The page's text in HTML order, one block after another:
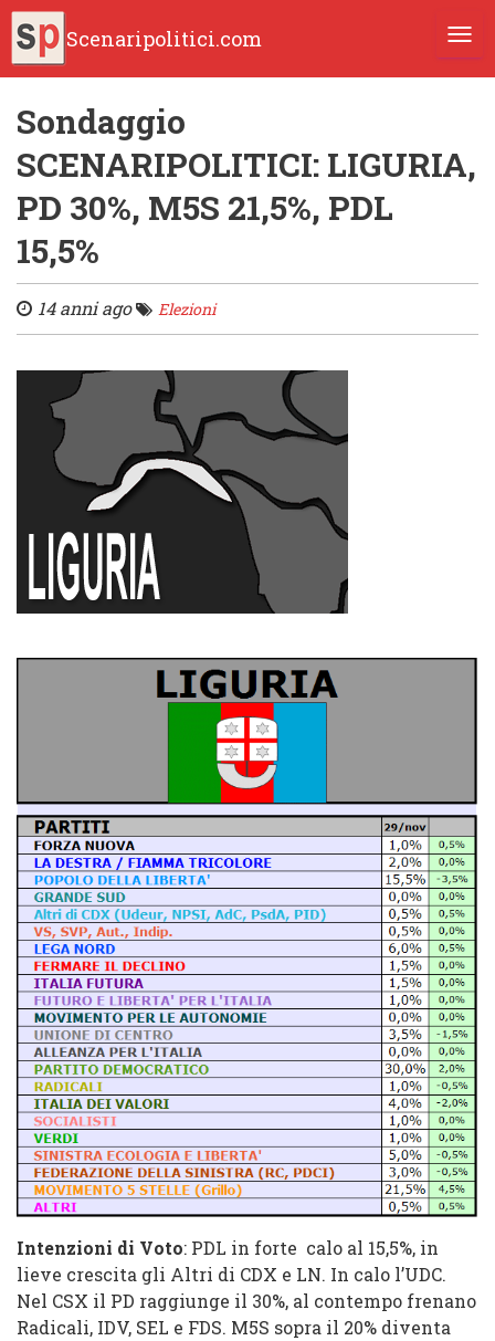
Scenaripolitici.com
Sondaggio
SCENARIPOLITICI: LIGURIA,
PD 30%, M5S 21,5%, PDL
15,5%
14 anni ago Elezioni
Intenzioni di Voto: PDL in forte calo al 15,5%, in
lieve crescita gli Altri di CDX e LN. In calo l’UDC.
Nel CSX il PD raggiunge il 30%, al contempo frenano
Radicali, IDV, SEL e FDS. M5S sopra il 20% diventa